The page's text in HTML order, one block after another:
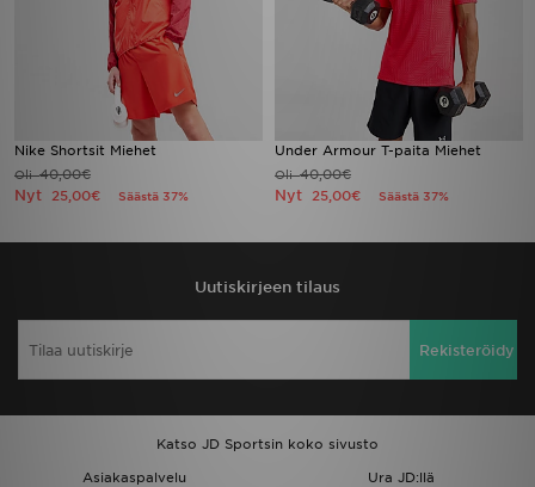
Nike Shortsit Miehet
Oli40,00€
Nyt 25,00€ Säästä 37%
Under Armour T-paita Miehet
Oli40,00€
Nyt 25,00€ Säästä 37%
Uutiskirjeen tilaus
Rekisteröidy
Katso JD Sportsin koko sivusto
Asiakaspalvelu
Ura JD:llä